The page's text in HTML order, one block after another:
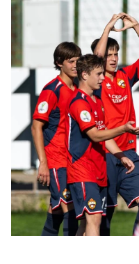
ЮФЛ: Московское дерби
3 АВГУСТА 2026 14:15